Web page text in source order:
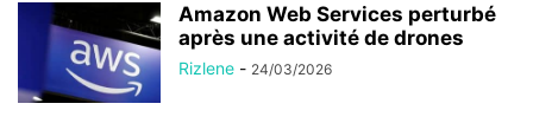
Amazon Web Services perturbé
après une activité de drones
Rizlene - 24/03/2026